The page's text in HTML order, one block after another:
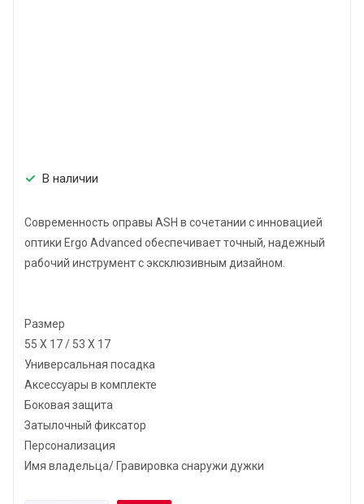
В наличии
Современность оправы ASH в сочетании с инновацией
оптики Ergo Advanced обеспечивает точный, надежный
рабочий инструмент с эксклюзивным дизайном.
Размер
55 X 17 / 53 X 17
Универсальная посадка
Аксессуары в комплекте
Боковая защита
Затылочный фиксатор
Персонализация
Имя владельца/ Гравировка снаружи дужки